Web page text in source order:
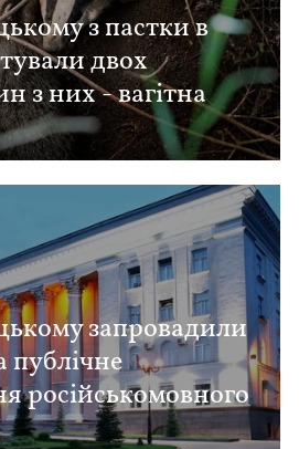
з пастки в
двох
з них - вагітна
запровадили
публічне
російськомовного